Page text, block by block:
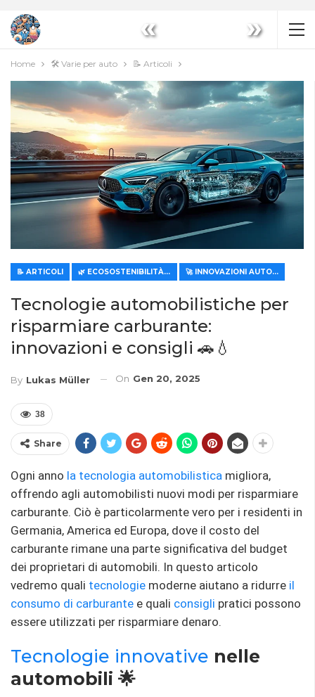
« »
Home 🛠️ Varie per auto 📝 Articoli
📝 ARTICOLI 🌿 ECOSOSTENIBILITÀ ED ECONOMICITÀ 🚀 INNOVAZIONI AUTOMOBILISTICHE
Tecnologie automobilistiche per
risparmiare carburante:
innovazioni e consigli 🚗💧
By Lukas Müller On Gen 20, 2025
38
Share
Ogni anno la tecnologia automobilistica migliora,
offrendo agli automobilisti nuovi modi per risparmiare
carburante. Ciò è particolarmente vero per i residenti in
Germania, America ed Europa, dove il costo del
carburante rimane una parte significativa del budget
dei proprietari di automobili. In questo articolo
vedremo quali tecnologie moderne aiutano a ridurre il
consumo di carburante e quali consigli pratici possono
essere utilizzati per risparmiare denaro.
Tecnologie innovative nelle
automobili 🌟